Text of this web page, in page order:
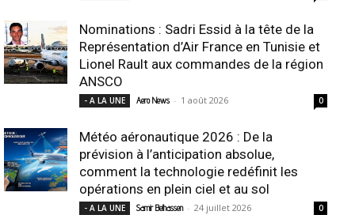
Nominations : Sadri Essid à la tête de la
Représentation d’Air France en Tunisie et
Lionel Rault aux commandes de la région
ANSCO
- A LA UNE Aero News - 1 août 2026 0
Météo aéronautique 2026 : De la
prévision à l’anticipation absolue,
comment la technologie redéfinit les
opérations en plein ciel et au sol
- A LA UNE Samir Belhassen - 24 juillet 2026 0